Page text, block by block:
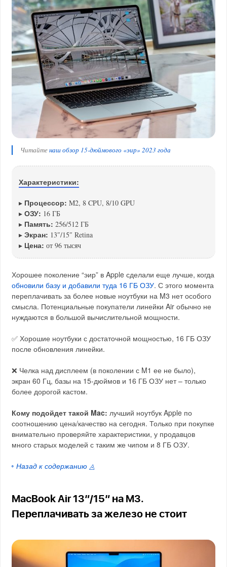
Читайтенаш обзор 15-дюймового «эир» 2023 года
Характеристики:
▸ Процессор: M2, 8 CPU, 8/10 GPU
▸ОЗУ: 16 ГБ
▸ Память: 256/512 ГБ
▸Экран: 13″/15″ Retina
▸ Цена: от 96 тысяч
Хорошее поколение “эир” в Apple сделали еще лучше, когда
обновили базу и добавили туда 16 ГБ ОЗУ. С этого момента
переплачивать за более новые ноутбуки на M3 нет особого
смысла. Потенциальные покупатели линейки Air обычно не
нуждаются в большой вычислительной мощности.
✅ Хорошие ноутбуки с достаточной мощностью, 16 ГБ ОЗУ
после обновления линейки.
❌ Челка над дисплеем (в поколении с M1 ее не было),
экран 60 Гц, базы на 15-дюймов и 16 ГБ ОЗУ нет – только
более дорогой кастом.
Кому подойдет такой Mac: лучший ноутбук Apple по
соотношению цена/качество на сегодня. Только при покупке
внимательно проверяйте характеристики, у продавцов
много старых моделей с таким же чипом и 8 ГБ ОЗУ.
◦ Назад к содержанию ◬
MacBook Air 13″/15″ на M3.
Переплачивать за железо не стоит